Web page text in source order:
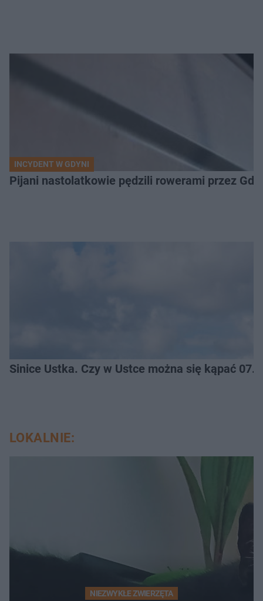
INCYDENT W GDYNI
Pijani nastolatkowie pędzili rowerami przez
Sinice Ustka. Czy w Ustce można się kąpać
LOKALNIE:
NIEZWYKŁE ZWIERZĘTA